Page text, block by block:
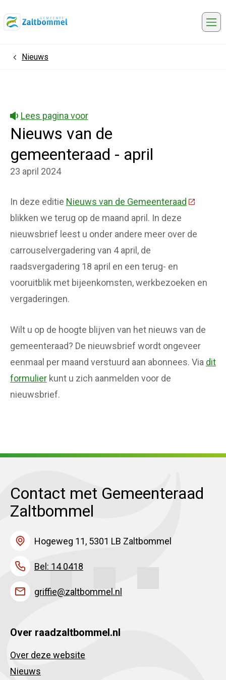
HomeNieuws
Lees pagina voor
Nieuws van de
gemeenteraad - april
23 april 2024
In deze editie Nieuws van de Gemeenteraad (Deze
blikken we terug op de maand april. In deze
nieuwsbrief leest u onder andere meer over de
carrouselvergadering van 4 april, de
raadsvergadering 18 april en een terug- en
vooruitblik met bijeenkomsten, werkbezoeken en
vergaderingen.
Wilt u op de hoogte blijven van het nieuws van de
gemeenteraad? De nieuwsbrief wordt ongeveer
eenmaal per maand verstuurd aan abonnees. Via dit
formulier kunt u zich aanmelden voor de
nieuwsbrief.
Contact met Gemeenteraad
Zaltbommel
Hogeweg 11, 5301 LB Zaltbommel
Bel: 14 0418
griffie@zaltbommel.nl
Over raadzaltbommel.nl
Over deze website
Nieuws